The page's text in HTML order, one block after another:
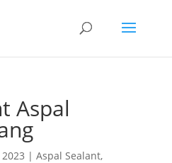
Aspal
| Aspal Sealant,